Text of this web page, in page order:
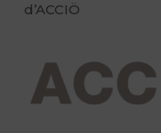
d’ACCIÖ